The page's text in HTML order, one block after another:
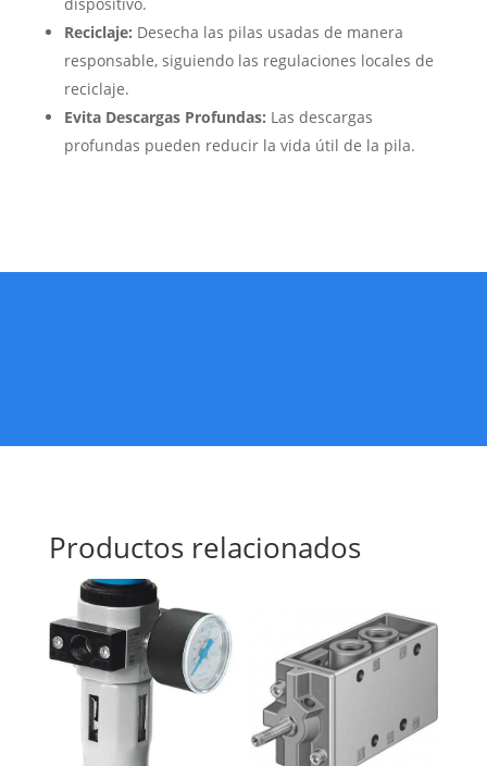
Reciclaje: Desecha las pilas usadas de manera
responsable, siguiendo las regulaciones locales de
reciclaje.
Evita Descargas Profundas: Las descargas
profundas pueden reducir la vida útil de la pila.
Productos relacionados